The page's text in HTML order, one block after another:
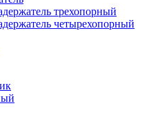
трехопорный
четырехопорный